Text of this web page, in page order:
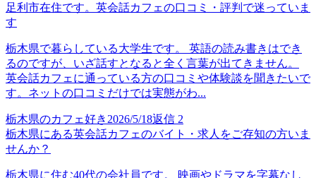
足利市在住です。英会話カフェの口コミ・評判で迷っていま
す
栃木県で暮らしている大学生です。 英語の読み書きはでき
るのですが、いざ話すとなると全く言葉が出てきません。
英会話カフェに通っている方の口コミや体験談を聞きたいで
す。ネットの口コミだけでは実態がわ...
栃木県のカフェ好き 2026/5/18返信 2
栃木県にある英会話カフェのバイト・求人をご存知の方いま
せんか？
栃木県に住む40代の会社員です。 映画やドラマを字幕なし